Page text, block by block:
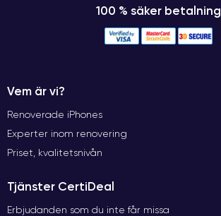
100 % säker betalning
Vem är vi?
Renoverade iPhones
Experter inom renovering
Priset, kvalitetsnivån
Tjänster CertiDeal
Erbjudanden som du inte får missa